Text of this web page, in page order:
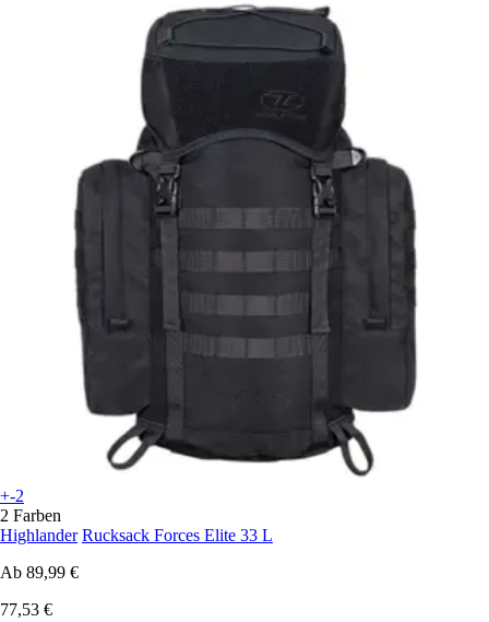
+-2
2 Farben
Highlander Rucksack Forces Elite 33 L
Ab 89,99 €
77,53 €